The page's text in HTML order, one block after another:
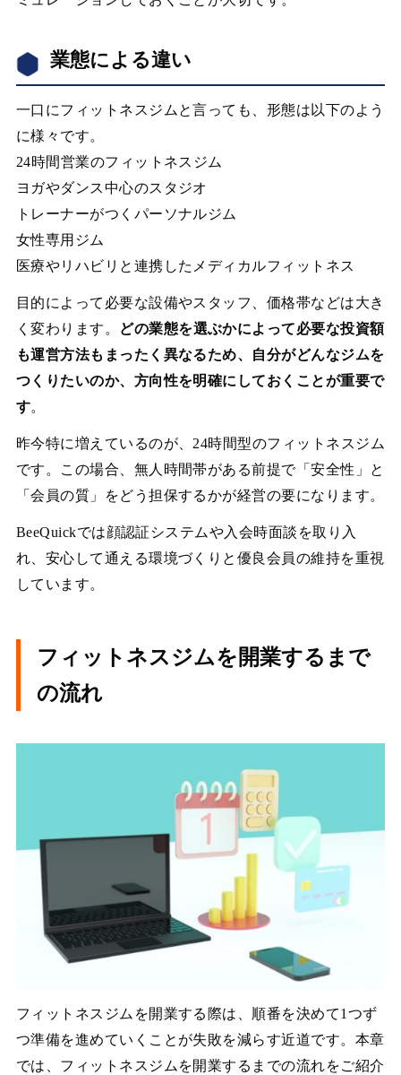
業態による違い
一口にフィットネスジムと言っても、形態は以下のよう
に様々です。
24時間営業のフィットネスジム
ヨガやダンス中心のスタジオ
トレーナーがつくパーソナルジム
女性専用ジム
医療やリハビリと連携したメディカルフィットネス
目的によって必要な設備やスタッフ、価格帯などは大き
く変わります。
どの業態を選ぶかによって必要な投資額
も運営方法もまったく異なるため、自分がどんなジムを
つくりたいのか、方向性を明確にしておくことが重要で
す。
昨今特に増えているのが、24時間型のフィットネスジム
です。この場合、無人時間帯がある前提で「安全性」と
「会員の質」をどう担保するかが経営の要になります。
BeeQuickでは顔認証システムや入会時面談を取り入
れ、安心して通える環境づくりと優良会員の維持を重視
しています。
フィットネスジムを開業するまで
の流れ
フィットネスジムを開業する際は、順番を決めて1つず
つ準備を進めていくことが失敗を減らす近道です。本章
では、フィットネスジムを開業するまでの流れをご紹介